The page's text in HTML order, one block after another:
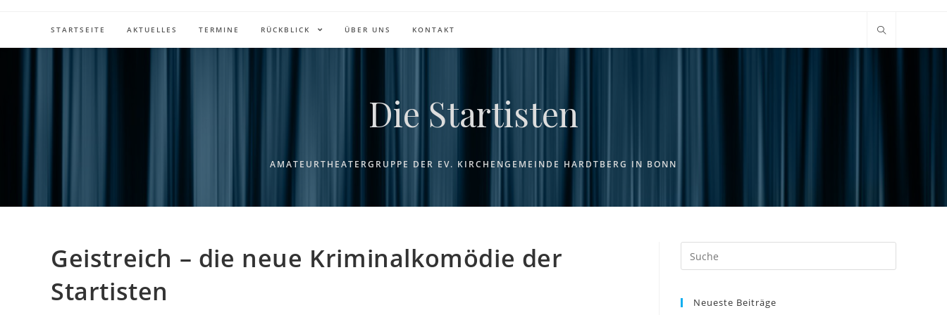
STARTSEITE AKTUELLES TERMINE RÜCKBLICK ÜBER UNS KONTAKT
Die Startisten
AMATEURTHEATERGRUPPE DER EV. KIRCHENGEMEINDE HARDTBERG IN BONN
Geistreich – die neue Kriminalkomödie der
Startisten
Suche
nach:
Neueste Beiträge